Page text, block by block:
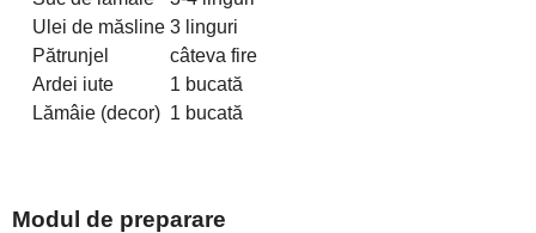
Ulei de măsline 3 linguri
Pătrunjel
câteva fire
Ardei iute
1 bucată
Lămâie (decor) 1 bucată
Modul de preparare